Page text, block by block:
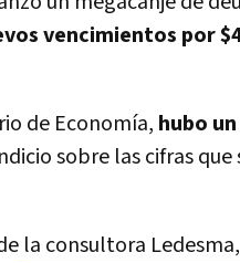
vencimientos por
de Economía, hubo
sobre las cifras
la consultora